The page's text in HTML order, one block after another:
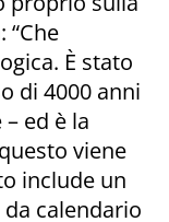
“Che
È stato
di 4000 anni
ed è la
viene
include un
calendario